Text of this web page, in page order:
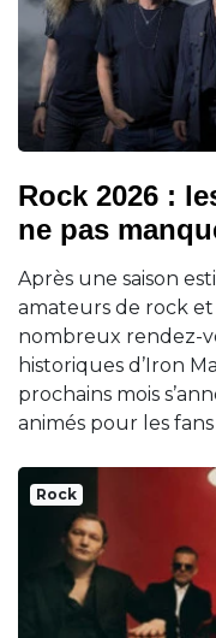
Rock 2026 :
ne pas
Après une saison
amateurs de rock
nombreux rendez-
historiques d’Iron
prochains mois
animés pour les
Rock